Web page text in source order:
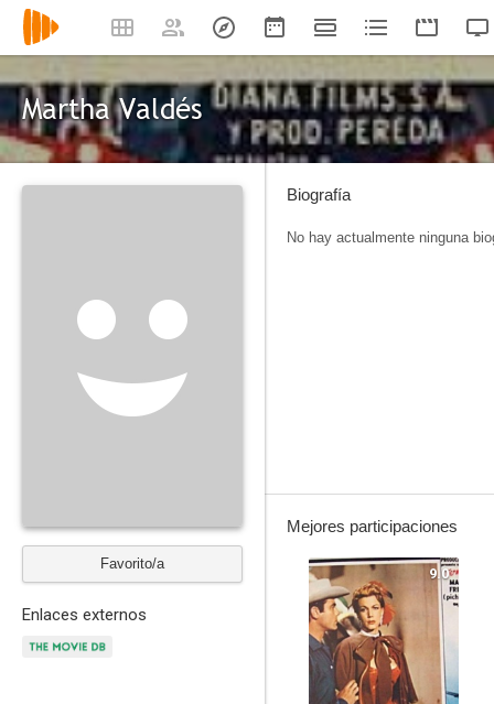
Martha Valdés
Favorito/a
Enlaces externos
Biografía
No hay actualmente ninguna
Mejores participaciones
9.0